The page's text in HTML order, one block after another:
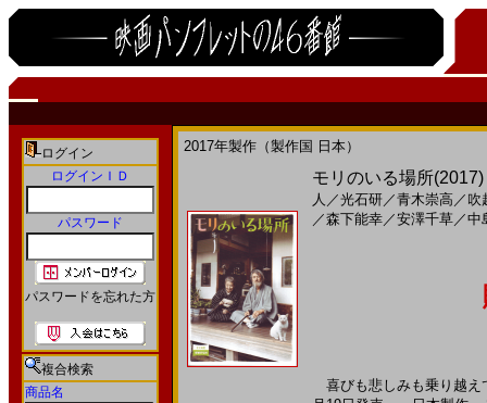
ログイン
ログインＩＤ
パスワード
パスワードを忘れた方
複合検索
商品名
2017年製作（製作国 日本）
モリのいる場所
人 ／光石研／青木崇高／ 吹
／森下能幸／安澤千草／中
喜びも悲しみも乗り越え